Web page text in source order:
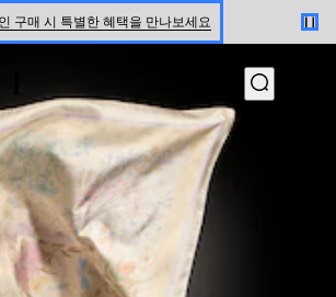
구매 시 특별한 혜택을 만나보세요
간 만나보는 장기 무이자 할부 서비스